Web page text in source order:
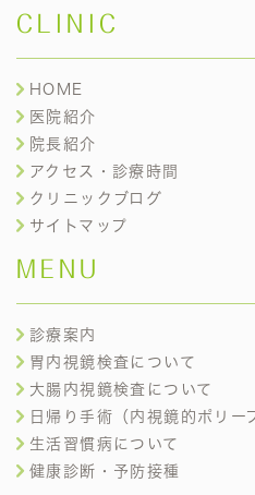
CLINIC
HOME
医院紹介
院長紹介
アクセス・診療時間
クリニックブログ
サイトマップ
MENU
診療案内
胃内視鏡検査について
大腸内視鏡検査について
日帰り手術（内視鏡的ポリー
生活習慣病について
健康診断・予防接種